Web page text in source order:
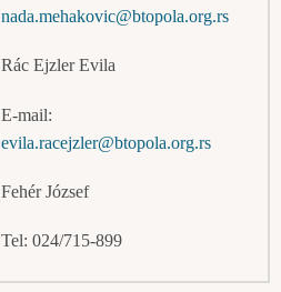
nada.mehakovic@btopola.org.rs
Rác Ejzler Evila
E-mail:
evila.racejzler@btopola.org.rs
Fehér József
Tel: 024/715-899